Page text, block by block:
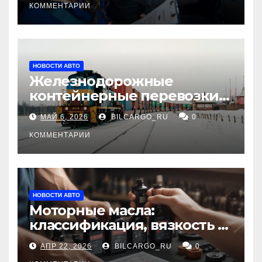
КОММЕНТАРИИ
НОВОСТИ АВТО
Железнодорожные
контейнерные перевозки
из Китая в Россию:
маршруты, сроки и
требования
МАЙ 6, 2026 BILCARGO_RU 0
КОММЕНТАРИИ
НОВОСТИ АВТО
Моторные масла:
классификация, вязкость и
рекомендации по выбору
для различных типов
АПР 22, 2026 BILCARGO_RU 0